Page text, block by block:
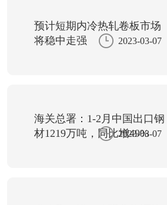
预计短期内冷热轧卷板市场
将稳中走强
2023-03-07
海关总署：1-2月中国出口钢
材1219万吨，同比增49%
2023-03-07